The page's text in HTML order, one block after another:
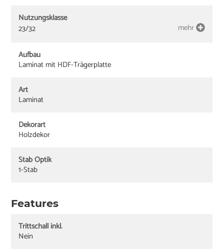
Nutzungsklasse
23/32
mehr
Aufbau
Laminat mit HDF-Trägerplatte
Art
Laminat
Dekorart
Holzdekor
Stab Optik
1-Stab
Features
Trittschall inkl.
Nein